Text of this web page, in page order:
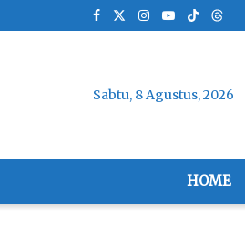
Sabtu, 8 Agustus, 2026
HOME